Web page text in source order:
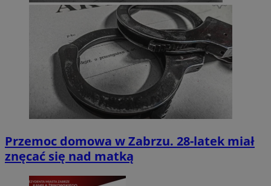
Przemoc domowa w Zabrzu. 28-latek miał
znęcać się nad matką